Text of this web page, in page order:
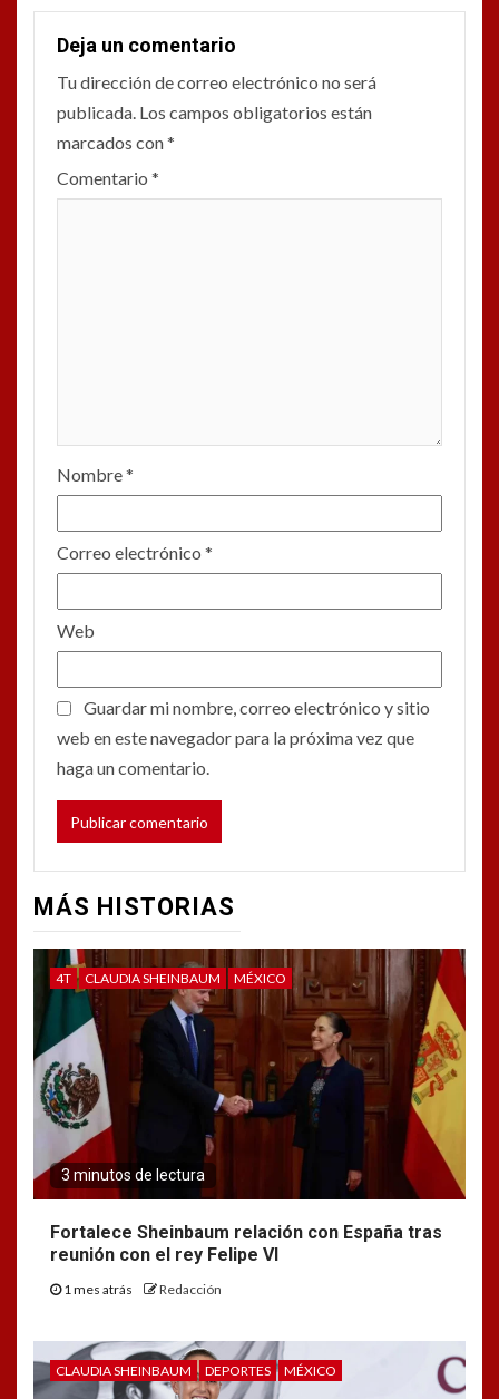
Deja un comentario
Tu dirección de correo electrónico no será
publicada. Los campos obligatorios están
marcados con*
Comentario *
Nombre*
Correo electrónico *
Web
Guardar mi nombre, correo electrónico y sitio
web en este navegador para la próxima vez que
haga un comentario.
MÁS HISTORIAS
4T CLAUDIA SHEINBAUM MÉXICO
3 minutos de lectura
Fortalece Sheinbaum relación con España tras
reunión con el rey Felipe VI
1 mes atrás Redacción
CLAUDIA SHEINBAUM DEPORTES MÉXICO